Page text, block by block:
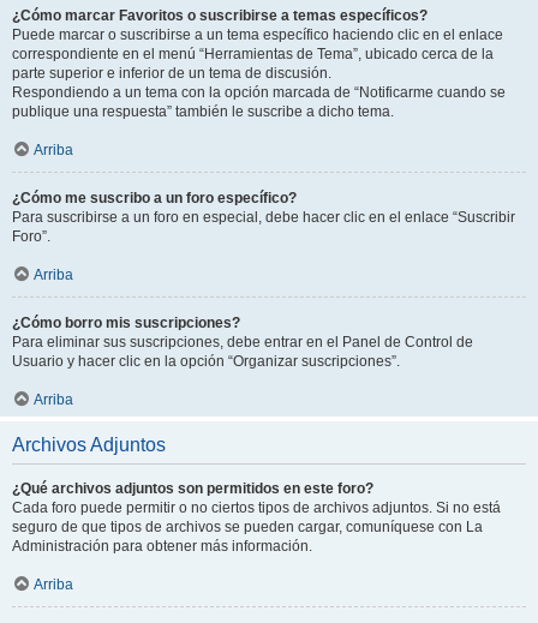
¿Cómo marcar Favoritos o suscribirse a temas específicos?
Puede marcar o suscribirse a un tema específico haciendo clic en el enlace
correspondiente en el menú “Herramientas de Tema”, ubicado cerca de la
parte superior e inferior de un tema de discusión.
Respondiendo a un tema con la opción marcada de “Notificarme cuando se
publique una respuesta” también le suscribe a dicho tema.
Arriba
¿Cómo me suscribo a un foro específico?
Para suscribirse a un foro en especial, debe hacer clic en el enlace “Suscribir
Foro”.
Arriba
¿Cómo borro mis suscripciones?
Para eliminar sus suscripciones, debe entrar en el Panel de Control de
Usuario y hacer clic en la opción “Organizar suscripciones”.
Arriba
Archivos Adjuntos
¿Qué archivos adjuntos son permitidos en este foro?
Cada foro puede permitir o no ciertos tipos de archivos adjuntos. Si no está
seguro de que tipos de archivos se pueden cargar, comuníquese con La
Administración para obtener más información.
Arriba